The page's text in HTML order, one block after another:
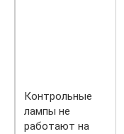
Контрольные
лампы не
работают на